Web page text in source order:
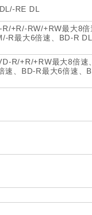
RE DL
+R/-RW/+RW最大8
R最大6倍速、BD-R
R/+R/+RW最大8倍速
速、BD-R最大6倍速、